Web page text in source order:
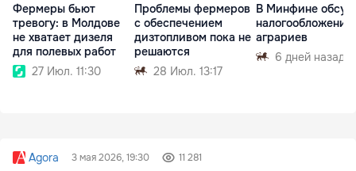
Фермеры бьют
тревогу: в Молдове
не хватает дизеля
для полевых работ
27 Июл. 11:30
Проблемы фермеров
с обеспечением
дизтопливом пока не
решаются
28 Июл. 13:17
В Минфине
налогообложение
аграриев
6 дней назад
Agora 3 мая 2026, 19:30 11 281